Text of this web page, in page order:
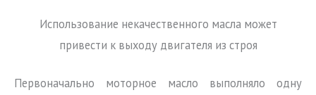
Использование некачественного масла может
привести к выходу двигателя из строя
Первоначально моторное масло выполняло одну